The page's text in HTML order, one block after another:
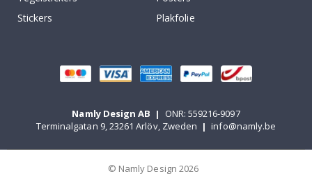
Stickers
Plakfolie
Namly Design AB |
ONR: 559216-9097
Terminalgatan 9, 23261 Arlöv, Zweden | info@namly.be
© Namly Design 2026